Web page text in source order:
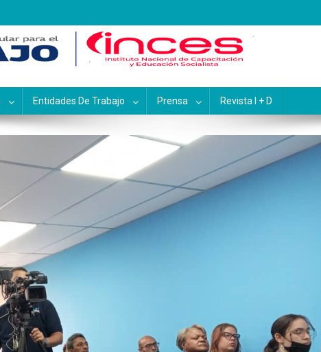
y Educación
Entidades De Trabajo Prensa Revista I + D